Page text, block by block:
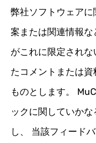
弊社ソフトウェア
案または関連情報
がこれに限定され
たコメントまたは
ものとします。
ックに関していか
し、 当該フィード